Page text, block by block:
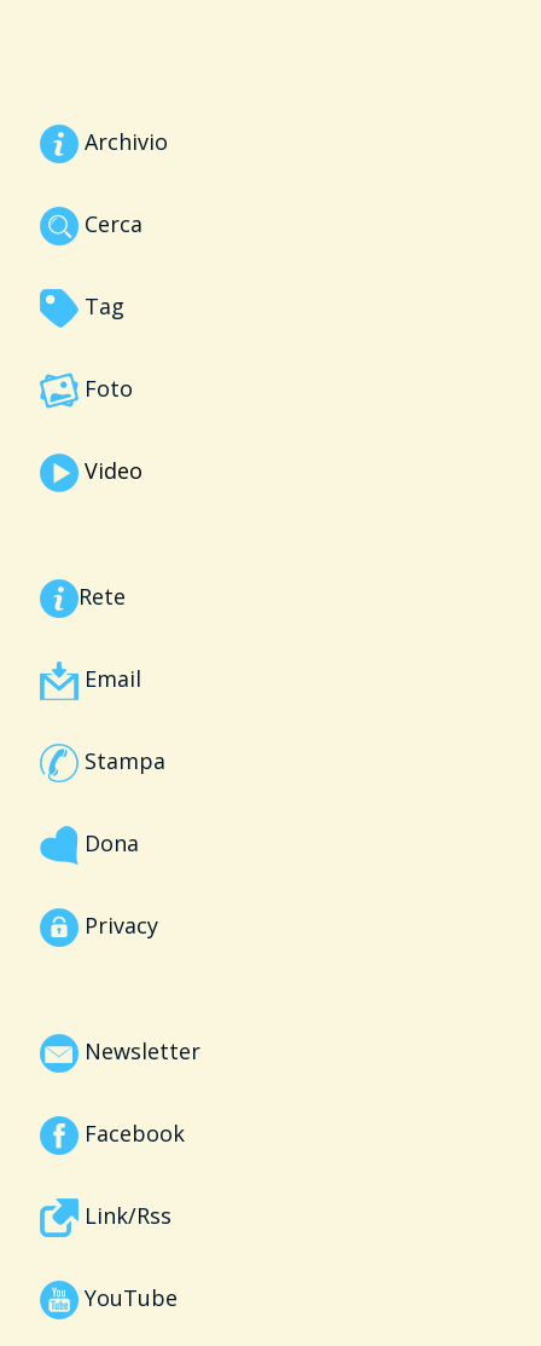
Archivio
Cerca
Tag
Foto
Video
Rete
Email
Stampa
Dona
Privacy
Newsletter
Facebook
Link/Rss
YouTube